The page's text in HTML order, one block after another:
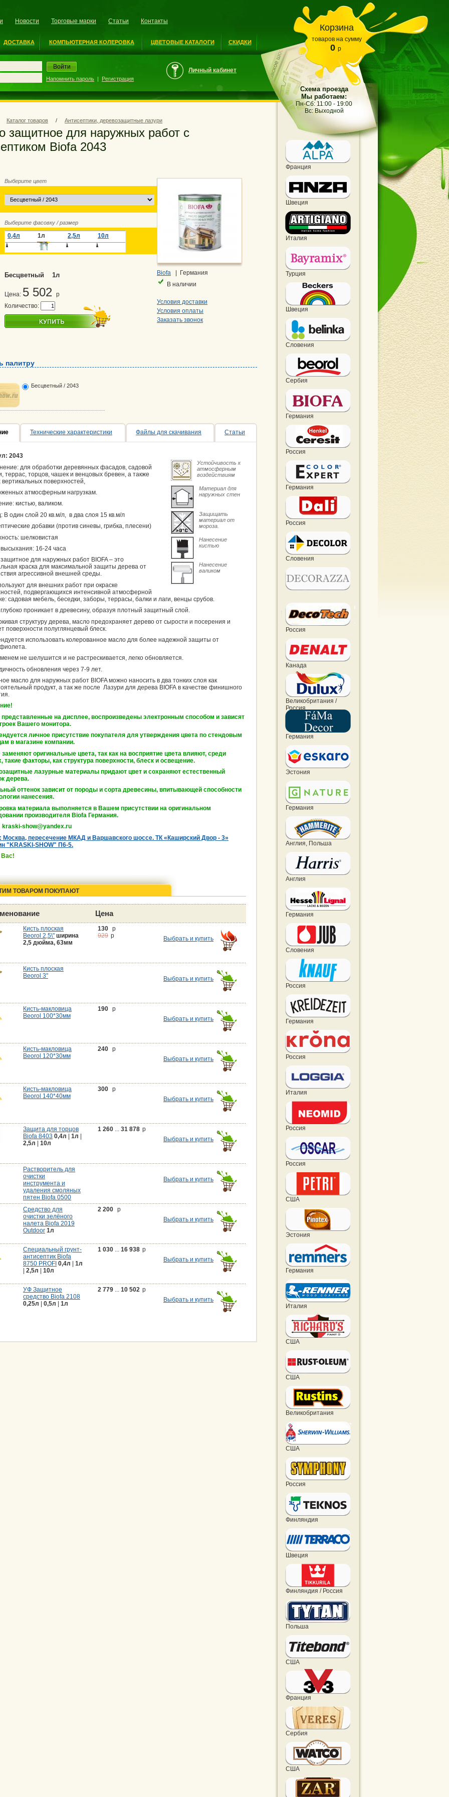
Каталог товаров / Антисептики, деревозащитные лазури
Biofa 2043
Выберите цвет
Выберите фасовку / размер
0,4л 1л 2,5л 10л
Бесцветный 1л
Цена: 5 502
p
Количество:
Biofa | Германия
В наличии
Условия доставки
Условия оплаты
Заказать звонок
палитру
Бесцветный / 2043
Технические характеристики Файлы для скачивания Статьи
Устойчивость к
атмосферным
воздействиям
Материал для
наружных стен
Защищать
материал от
мороза.
Нанесение
кистью
Нанесение
валиком
2043
для обработки деревянных фасадов, садовой
террас, торцов, чашек и венцовых бревен, а также
вертикальных поверхностей,
атмосферным нагрузкам.
кистью, валиком.
В один слой 20 кв.м/л, в два слоя 15 кв.м/л
добавки (против синевы, грибка, плесени)
шелковистая
16-24 часа
для наружных работ BIOFA – это
краска для максимальной защиты дерева от
агрессивной внешней среды.
для внешних работ при окраске
подвергающихся интенсивной атмосферной
садовая мебель, беседки, заборы, террасы, балки и лаги, венцы срубов.
проникает в древесину, образуя плотный защитный слой.
структуру дерева, масло предохраняет дерево от сырости и посерения и
поверхности полуглянцевый блеск.
использовать колерованное масло для более надежной защиты от
не шелушится и не растрескивается, легко обновляется.
обновления через 7-9 лет.
масло для наружных работ BIOFA можно наносить в два тонких слоя как
продукт, а так же после Лазури для дерева BIOFA в качестве финишного
представленные на дисплее, воспроизведены электронным способом и зависят
Вашего монитора.
личное присутствие покупателя для утверждения цвета по стендовым
в магазине компании.
оригинальные цвета, так как на восприятие цвета влияют, среди
такие факторы, как структура поверхности, блеск и освещение.
лазурные материалы придают цвет и сохраняют естественный
дерева.
оттенок зависит от породы и сорта древесины, впитывающей способности
нанесения.
материала выполняется в Вашем присутствии на оригинальном
производителя Biofa Германия.
kraski-show@yandex.ru
Москва, пересечение МКАД и Варшавского шоссе. ТК «Каширский Двор - 3»
"KRASKI-SHOW" П6-5.
ТОВАРОМ ПОКУПАЮТ
Цена
Кисть плоская
Beorol 2,5\" ширина
2,5 дюйма, 63мм
130 p
929 p Выбрать и купить
Кисть плоская
Beorol 3"
Выбрать и купить
Кисть-макловица
Beorol 100*30мм
190 p
Выбрать и купить
Кисть-макловица
Beorol 120*30мм
240 p
Выбрать и купить
Кисть-макловица
Beorol 140*40мм
300 p
Выбрать и купить
Защита для торцов
Biofa 8403 0,4л | 1л |
2,5л | 10л
1 260 31 878 p
Выбрать и купить
Растворитель для
очистки
инструмента и
удаления смоляных
пятен Biofa 0500
Выбрать и купить
Cредство для
очистки зелёного
налета Biofa 2019
Outdoor 1л
2 200 p
Выбрать и купить
Специальный грунт-
антисептик Biofa
8750 PROFI 0,4л | 1л
| 2,5л | 10л
1 030 16 938 p
Выбрать и купить
УФ Защитное
средство Biofa 2108
0,25л | 0,5л | 1л
2 779 10 502 p
Выбрать и купить
Франция
Швеция
Италия
Турция
Швеция
Словения
Сербия
Германия
Россия
Германия
Россия
Словения
Россия
Канада
Великобритания /
Россия
Германия
Эстония
Германия
Англия, Польша
Англия
Германия
Словения
Россия
Германия
Россия
Италия
Россия
Россия
США
Эстония
Германия
Италия
США
США
Великобритания
США
Россия
Финляндия
Швеция
Финляндия / Россия
Польша
США
Франция
Сербия
США
Корзина
товаров на сумму
0 p
Схема проезда
Мы работаем:
Пн-Сб: 11:00 - 19:00
Вс: Выходной
Новости Торговые марки Статьи Контакты
ДОСТАВКА КОМПЬЮТЕРНАЯ КОЛЕРОВКА ЦВЕТОВЫЕ КАТАЛОГИ СКИДКИ
Напомнить пароль | Регистрация
Личный кабинет